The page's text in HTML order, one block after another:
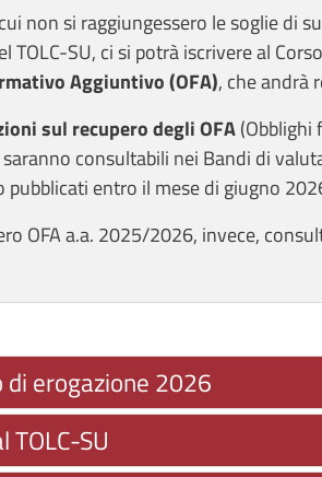
non si raggiungessero le soglie di
TOLC-SU, ci si potrà iscrivere al
Aggiuntivo (OFA), che andrà
sul recupero degli OFA(Obblighi
consultabili nei Bandi di
pubblicati entro il mese di giugno
OFA a.a. 2025/2026, invece,
di erogazione 2026
TOLC-SU